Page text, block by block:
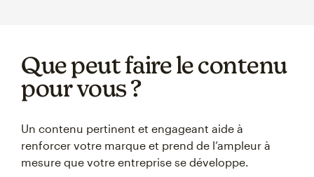
Que peut faire le contenu
pour vous ?
Un contenu pertinent et engageant aide à
renforcer votre marque et prend de l’ampleur à
mesure que votre entreprise se développe.